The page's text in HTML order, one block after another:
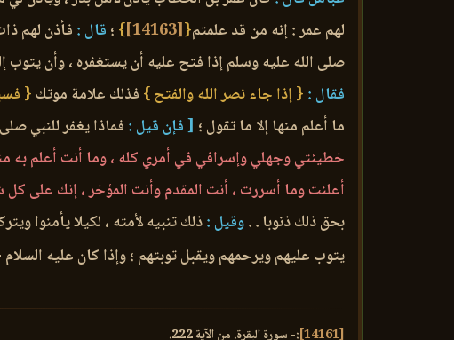
لهم عمر : إنه من قد علمتم{
[14163]
} ؛ قال : فأذن لهم
صلى الله عليه وسلم إذا فتح عليه أن يستغفره ، وأن يتوب
فقال : { إذا جاء نصر الله والفتح } فذلك علامة موتك {
ما أعلم منها إلا ما تقول ؛ [ فإن قيل : فماذا يغفر للنبي
خطيئتي وجهلي وإسرافي في أمري كله ، وما أنت أعلم به
أعلنت وما أسررت ، أنت المقدم وأنت المؤخر ، إنك على
بحق ذلك ذنوبا . .وقيل :ذلك تنبيه لأمته ، لكيلا يأمنوا
يتوب عليهم ويرحمهم ويقبل توبتهم ؛ وإذا كان عليه
[14161] :- سورة البقرة. من الآية 222.